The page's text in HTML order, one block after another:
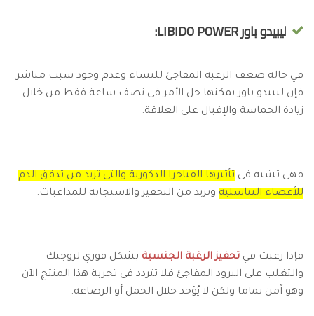
ليبيدو باور LIBIDO POWER:
في حالة ضعف الرغبة المفاجئ للنساء وعدم وجود سبب مباشر
فإن ليبيدو باور يمكنها حل الأمر في نصف ساعة فقط من خلال
زيادة الحماسة والإقبال على العلاقة.
فهي تشبه في تأثيرها الفياجرا الذكورية والتي تزيد من تدفق الدم
للأعضاء التناسلية وتزيد من التحفيز والاستجابة للمداعبات.
فإذا رغبت في تحفيز الرغبة الجنسية بشكل فوري لزوجتك
والتغلب على البرود المفاجئ فلا تتردد في تجربة هذا المنتج الآن
وهو آمن تماما ولكن لا يُؤخذ خلال الحمل أو الرضاعة.